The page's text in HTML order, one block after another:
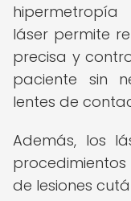
láser permite
precisa y
paciente sin
lentes de
Además, los
procedimientos
de lesiones